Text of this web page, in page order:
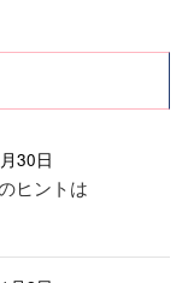
30日
ヒントは